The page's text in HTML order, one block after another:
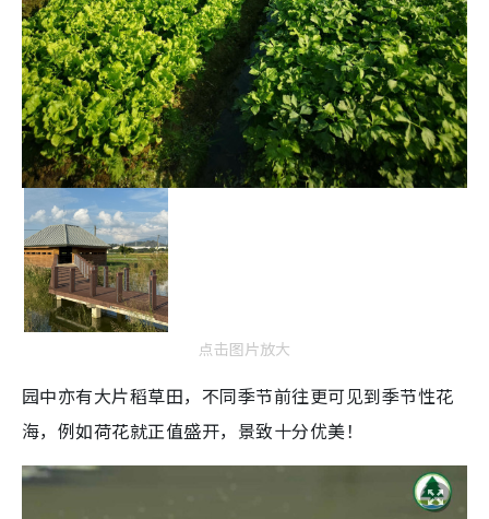
点击图片放大
园中亦有大片稻草田，不同季节前往更可见到季节性花
海，例如荷花就正值盛开，景致十分优美！